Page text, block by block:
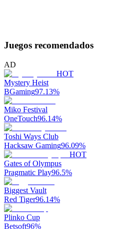
Juegos recomendados
AD
HOT
Mystery Heist
BGaming97.13%
Miko Festival
OneTouch96.14%
Toshi Ways Club
Hacksaw Gaming96.09%
HOT
Gates of Olympus
Pragmatic Play96.5%
Biggest Vault
Red Tiger96.14%
Plinko Cup
Betsoft96%